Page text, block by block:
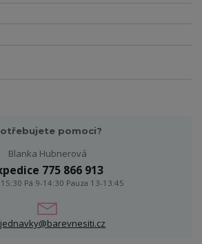
pomoci?
Blanka Hubnerová
775 866 913
Pá 9-14:30 Pauza 13-13:45